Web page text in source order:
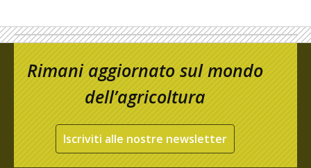
Rimani aggiornato sul mondo
dell’agricoltura
Iscriviti alle nostre newsletter